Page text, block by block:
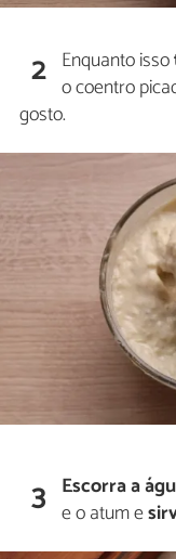
2 Enquanto isso
o coentro
gosto.
3 Escorra a
e o atum e